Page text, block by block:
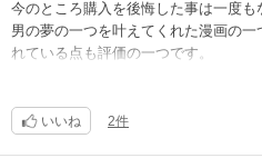
今のところ購入を後悔した事は一度も
男の夢の一つを叶えてくれた漫画の
れている点も評価の一つです。
いいね 2件